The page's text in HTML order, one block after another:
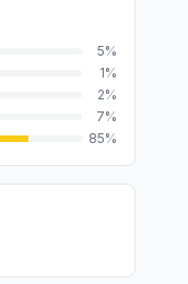
5%
1%
2%
7%
85%